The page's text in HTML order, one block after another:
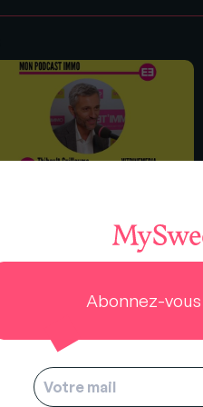
de mandats grâce à sa
Abonnez-